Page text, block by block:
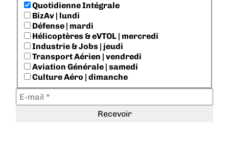
Quotidienne Intégrale
BizAv | lundi
Défense | mardi
Hélicoptères & eVTOL | mercredi
Industrie & Jobs | jeudi
Transport Aérien | vendredi
Aviation Générale | samedi
Culture Aéro | dimanche